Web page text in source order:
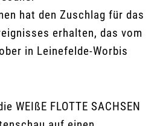
hat den Zuschlag für das
erhalten, das vom
in Leinefelde-Worbis
WEIßE FLOTTE SACHSEN